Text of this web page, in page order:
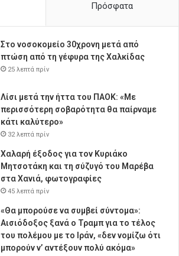
Πρόσφατα
Στο νοσοκομείο 30χρονη μετά από
πτώση από τη γέφυρα της Χαλκίδας
25 λεπτά πρίν
Λίσι μετά την ήττα του ΠΑΟΚ: «Με
περισσότερη σοβαρότητα θα παίρναμε
κάτι καλύτερο»
32 λεπτά πρίν
Χαλαρή έξοδος για τον Κυριάκο
Μητσοτάκη και τη σύζυγό του Μαρέβα
στα Χανιά, φωτογραφίες
45 λεπτά πρίν
«Θα μπορούσε να συμβεί σύντομα»:
Αισιόδοξος ξανά ο Τραμπ για το τέλος
του πολέμου με το Ιράν, «δεν νομίζω ότι
μπορούν ν’ αντέξουν πολύ ακόμα»